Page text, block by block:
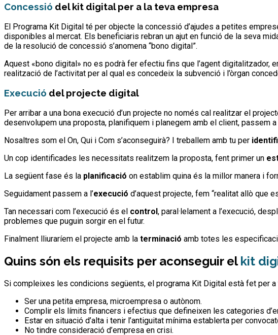
Concessió del kit digital per a la teva empresa
El Programa Kit Digital té per objecte la concessió d’ajudes a petites
disponibles al mercat. Els beneficiaris rebran un ajut en funció de la seva
de la resolució de concessió s’anomena “bono digital”.
Aquest «bono digital» no es podrà fer efectiu fins que l’agent
realització de l’activitat per al qual es concedeix la subvenció i l’òrgan
Execució del projecte digital
Per arribar a una bona execució d’un projecte no només cal realitzar el
desenvolupem una proposta, planifiquem i planegem amb el client,
Nosaltres som el On, Qui i Com s’aconseguirà? I treballem amb tu per
Un cop identificades les necessitats realitzem la proposta, fent primer un
La següent fase és la planificació on establim quina és la millor manera i
Seguidament passem a l’execució d’aquest projecte, fem “realitat allò que
Tan necessari com l’execució és el control, paral·lelament a l’execució,
problemes que puguin sorgir en el futur.
Finalment lliuraríem el projecte amb la terminació amb totes les
Quins són els requisits per aconseguir elkit
Si compleixes les condicions següents, el programa Kit Digital està fet per a
Ser una petita empresa, microempresa o autònom.
Complir els límits financers i efectius que defineixen les categories
Estar en situació d’alta i tenir l’antiguitat mínima establerta per
No tindre consideració d’empresa en crisi.